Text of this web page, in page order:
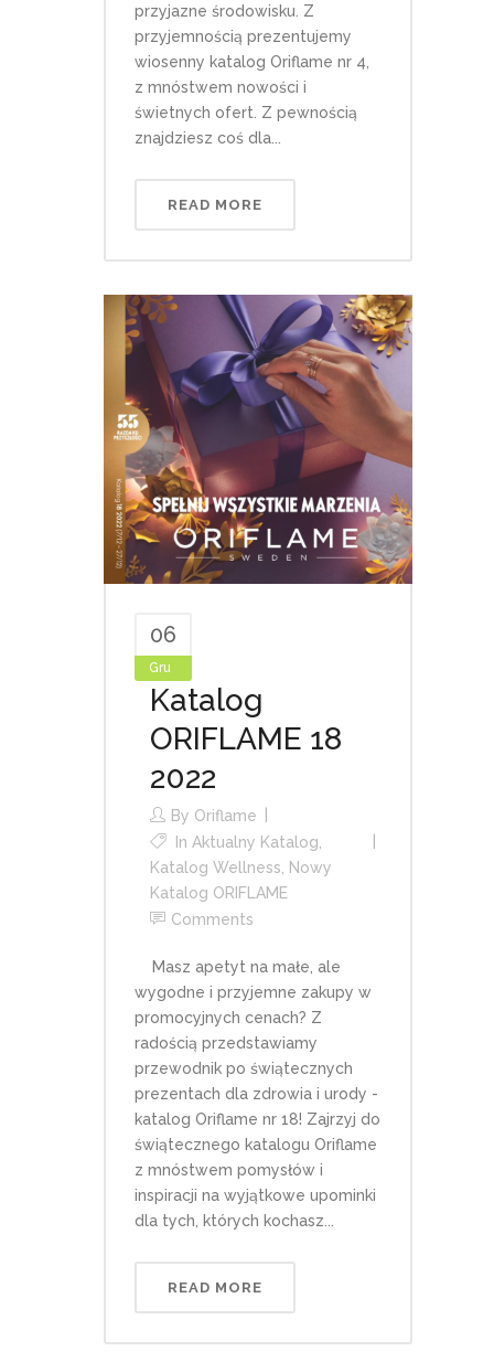
przyjazne środowisku. Z
przyjemnością prezentujemy
wiosenny katalog Oriflame nr 4,
z mnóstwem nowości i
świetnych ofert. Z pewnością
znajdziesz coś dla...
READ MORE
06
Gru
Katalog
ORIFLAME 18
2022
By Oriflame
In Aktualny Katalog,
Katalog Wellness, Nowy
Katalog ORIFLAME
Comments
Masz apetyt na małe, ale
wygodne i przyjemne zakupy w
promocyjnych cenach? Z
radością przedstawiamy
przewodnik po świątecznych
prezentach dla zdrowia i urody -
katalog Oriflame nr 18! Zajrzyj do
świątecznego katalogu Oriflame
z mnóstwem pomysłów i
inspiracji na wyjątkowe upominki
dla tych, których kochasz...
READ MORE